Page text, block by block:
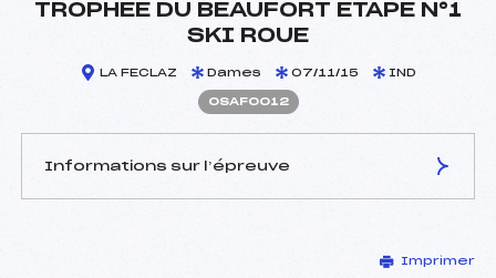
TROPHEE DU BEAUFORT ETAPE N°1
SKI ROUE
LA FECLAZ Dames 07/11/15 IND
OSAF0012
Informations sur l’épreuve
PERROT FRANCK (SA)
Imprimer